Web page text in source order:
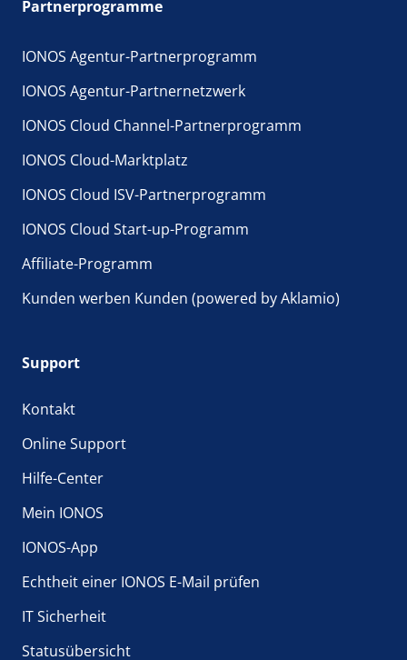
Partnerprogramme
IONOS Agentur-Partnerprogramm
IONOS Agentur-Partnernetzwerk
IONOS Cloud Channel-Partnerprogramm
IONOS Cloud-Marktplatz
IONOS Cloud ISV-Partnerprogramm
IONOS Cloud Start-up-Programm
Affiliate-Programm
Kunden werben Kunden (powered by Aklamio)
Support
Kontakt
Online Support
Hilfe-Center
Mein IONOS
IONOS-App
Echtheit einer IONOS E-Mail prüfen
IT Sicherheit
Statusübersicht